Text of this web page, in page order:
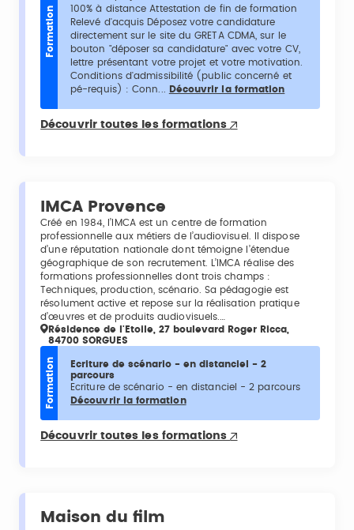
Formation
100% à distance Attestation de fin de formation
Relevé d'acquis Déposez votre candidature
directement sur le site du GRETA CDMA, sur le
bouton "déposer sa candidature" avec votre CV,
lettre présentant votre projet et votre motivation.
Conditions d'admissibilité (public concerné et
pé-requis) : Conn...
Découvrir la formation
Découvrir toutes les formations
IMCA Provence
Créé en 1984, l’IMCA est un centre de formation
professionnelle aux métiers de l’audiovisuel. Il dispose
d’une réputation nationale dont témoigne l’étendue
géographique de son recrutement. L’IMCA réalise des
formations professionnelles dont trois champs :
Techniques, production, scénario. Sa pédagogie est
résolument active et repose sur la réalisation pratique
d’œuvres et de produits audiovisuels.…
Résidence de l'Etoile, 27 boulevard Roger Ricca,
84700 SORGUES
Formation
Ecriture de scénario - en distanciel - 2
parcours
Ecriture de scénario - en distanciel - 2 parcours
Découvrir la formation
Découvrir toutes les formations
Maison du film